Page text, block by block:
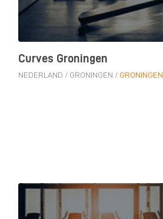
Curves Groningen
NEDERLAND / GRONINGEN / GRONINGEN